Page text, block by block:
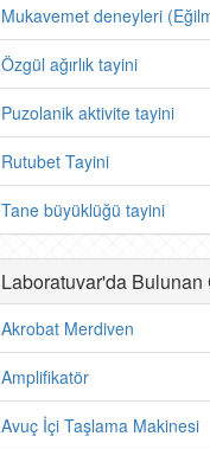
Mukavemet deneyleri
Özgül ağırlık tayini
Puzolanik aktivite tayini
Rutubet Tayini
Tane büyüklüğü tayini
Laboratuvar'da Bulunan
Akrobat Merdiven
Amplifikatör
Avuç İçi Taşlama Makinesi